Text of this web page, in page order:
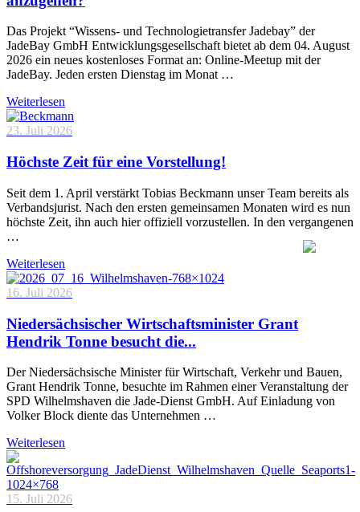
Das Projekt “Wissens- und Technologietransfer Jadebay” der
JadeBay GmbH Entwicklungsgesellschaft bietet ab dem 04. August
2026 ein neues kostenloses Format an: Online-Meetup mit der
JadeBay. Jeden ersten Dienstag im Monat …
Weiterlesen
23. Juli 2026
Höchste Zeit für eine Vorstellung!
Seit dem 1. April verstärkt Tobias Beckmann unser Team bereits als
Verbandsjurist. Nach den ersten gemeinsamen Monaten wird es nun
höchste Zeit, ihn auch hier offiziell vorzustellen. In den vergangenen
…
Weiterlesen
16. Juli 2026
Niedersächsischer Wirtschaftsminister Grant
Hendrik Tonne besucht die...
Der Niedersächsische Minister für Wirtschaft, Verkehr und Bauen,
Grant Hendrik Tonne, besuchte im Rahmen einer Veranstaltung der
SPD Wilhelmshaven die Jade-Dienst GmbH. Auf Einladung von
Volker Block diente das Unternehmen …
Weiterlesen
15. Juli 2026